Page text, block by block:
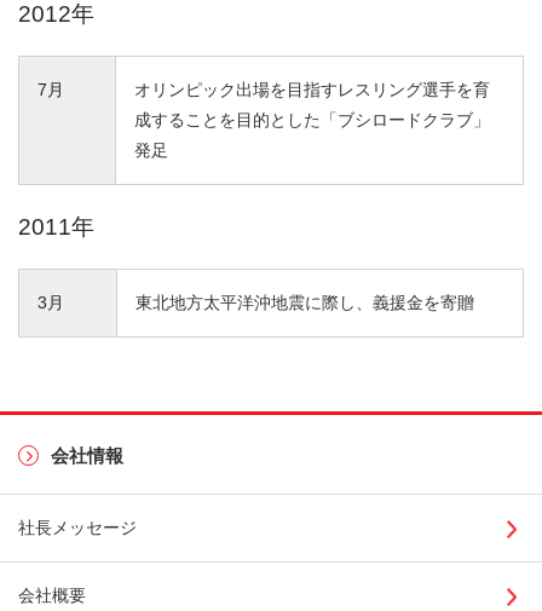
2012年
7月
オリンピック出場を目指すレスリング選手を育
成することを目的とした「ブシロードクラブ」
発足
2011年
3月 東北地方太平洋沖地震に際し、義援金を寄贈
会社情報
社長メッセージ
会社概要